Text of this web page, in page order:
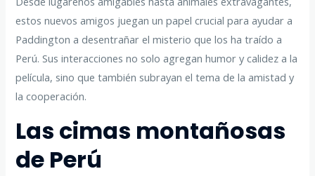
estos nuevos amigos juegan un papel crucial para ayudar a
Paddington a desentrañar el misterio que los ha traído a
Perú. Sus interacciones no solo agregan humor y calidez a la
película, sino que también subrayan el tema de la amistad y
la cooperación.
Las cimas montañosas
de Perú